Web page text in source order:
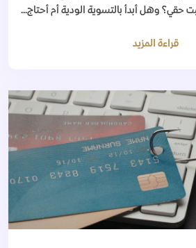
حقي؟ وهل أبدأ بالتسوية الودية أم أحتاج...
قراءة المزيد